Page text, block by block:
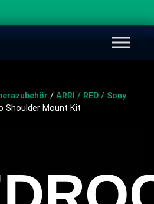
/ ARRI / RED / Sony
Shoulder Mount Kit